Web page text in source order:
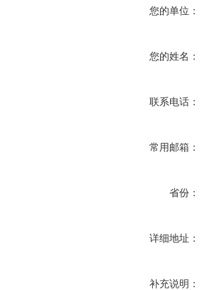
您的单位：
您的姓名：
联系电话：
常用邮箱：
省份：
详细地址：
补充说明：